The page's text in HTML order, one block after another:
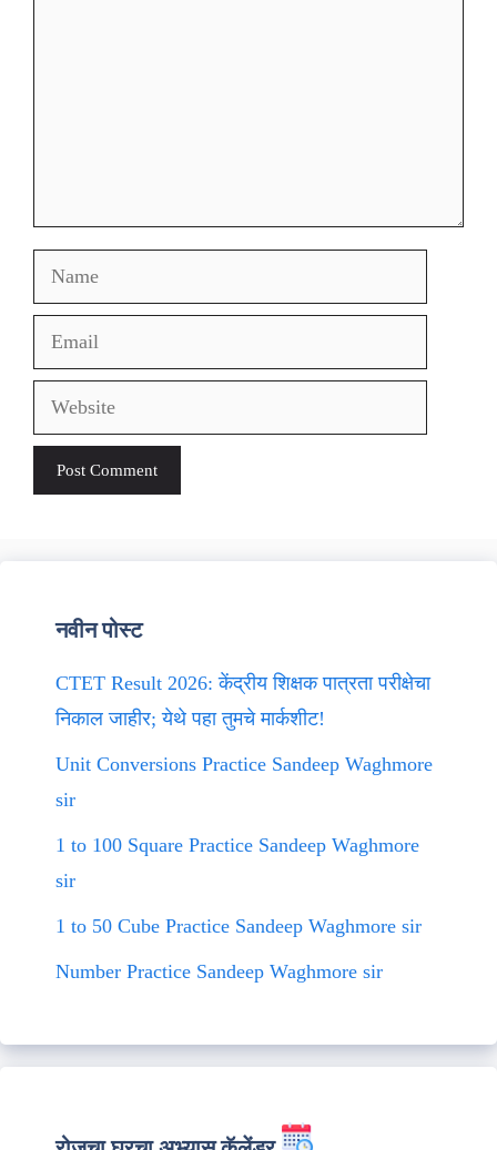
Name
Email
Website
नवीन पोस्ट
CTET Result 2026: केंद्रीय शिक्षक पात्रता परीक्षेचा
निकाल जाहीर; येथे पहा तुमचे मार्कशीट!
Unit Conversions Practice Sandeep Waghmore
sir
1 to 100 Square Practice Sandeep Waghmore
sir
1 to 50 Cube Practice Sandeep Waghmore sir
Number Practice Sandeep Waghmore sir